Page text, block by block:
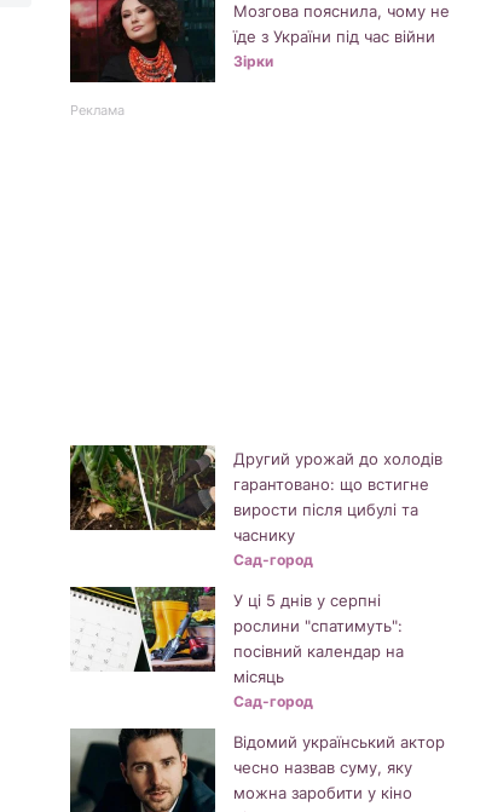
Мозгова пояснила, чому не
їде з України під час війни
Зірки
Реклама
Другий урожай до холодів
гарантовано: що встигне
вирости після цибулі та
часнику
Сад-город
У ці 5 днів у серпні
рослини "спатимуть":
посівний календар на
місяць
Сад-город
Відомий український актор
чесно назвав суму, яку
можна заробити у кіно